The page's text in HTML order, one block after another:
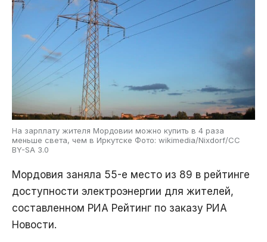
На зарплату жителя Мордовии можно купить в 4 раза
меньше света, чем в Иркутске Фото: wikimedia/Nixdorf/CC
BY-SA 3.0
Мордовия заняла 55-е место из 89 в рейтинге
доступности электроэнергии для жителей,
составленном РИА Рейтинг по заказу РИА
Новости.